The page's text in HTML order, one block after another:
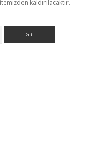
kaldırılacaktır.